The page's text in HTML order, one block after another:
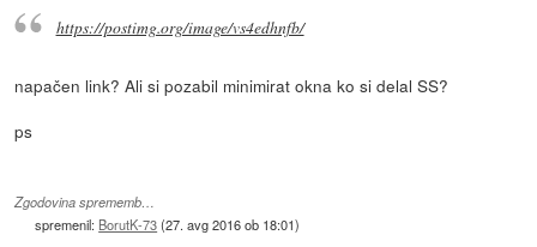
https://postimg.org/image/vs4edhnfb/
napačen link? Ali si pozabil minimirat okna ko si delal SS?
ps
Zgodovina sprememb…
spremenil: BorutK-73(27. avg 2016 ob 18:01)